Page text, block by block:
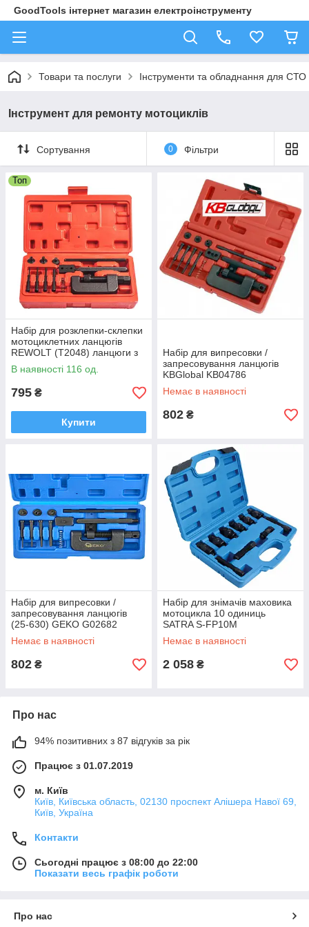
GoodTools інтернет магазин електроінструменту
Товари та послуги Інструменти та обладнання для СТО
Інструмент для ремонту мотоциклів
Сортування 0 Фільтри
Топ
Набір для розклепки-склепки
мотоциклетних ланцюгів
REWOLT (T2048) ланцюги з
кроком 25-630
В наявності 116 од.
795 ₴
Купити
Набір для випресовки /
запресовування ланцюгів
KBGlobal KB04786
Немає в наявності
802 ₴
Набір для випресовки /
запресовування ланцюгів
(25-630) GEKO G02682
Немає в наявності
802 ₴
Набір для знімачів маховика
мотоцикла 10 одиниць
SATRA S-FP10M
Немає в наявності
2 058 ₴
Про нас
94% позитивних з 87 відгуків за рік
Працює з 01.07.2019
м. Київ
Київ, Київська область, 02130 проспект Алішера Навої 69,
Київ, Україна
Контакти
Сьогодні працює з 08:00 до 22:00
Показати весь графік роботи
Про нас